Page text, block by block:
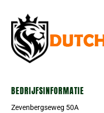
BEDRIJFSINFORMATIE
Zevenbergseweg 50A